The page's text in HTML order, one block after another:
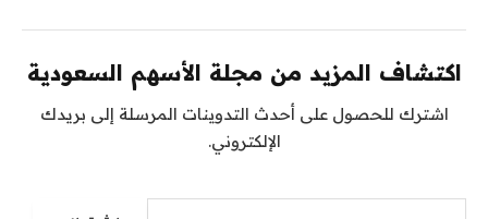
اكتشاف المزيد من مجلة الأسهم السعودية
اشترك للحصول على أحدث التدوينات المرسلة إلى بريدك
الإلكتروني.
كتابة بريدك الإلكتروني...